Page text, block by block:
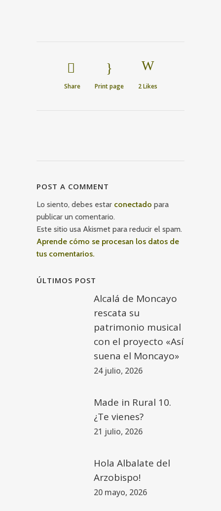
Share Print page 2Likes
POST A COMMENT
Lo siento, debes estar conectado para
publicar un comentario.
Este sitio usa Akismet para reducir el spam.
Aprende cómo se procesan los datos de
tus comentarios.
ÚLTIMOS POST
Alcalá de Moncayo
rescata su
patrimonio musical
con el proyecto «Así
suena el Moncayo»
24 julio, 2026
Made in Rural 10.
¿Te vienes?
21 julio, 2026
Hola Albalate del
Arzobispo!
20 mayo, 2026